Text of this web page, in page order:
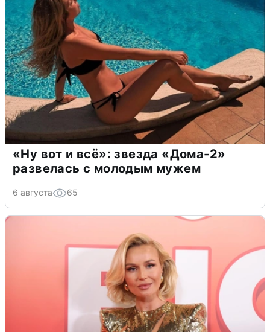
«Ну вот и всё»: звезда «Дома-2»
развелась с молодым мужем
6 августа 65